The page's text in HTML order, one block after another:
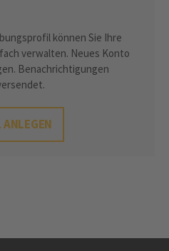
können Sie Ihre
verwalten. Neues Konto
Benachrichtigungen